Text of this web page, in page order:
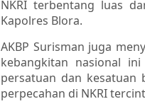
NKRI terbentang luas
Kapolres Blora.
AKBP Surisman juga
kebangkitan nasional
persatuan dan kesatuan
perpecahan di NKRI